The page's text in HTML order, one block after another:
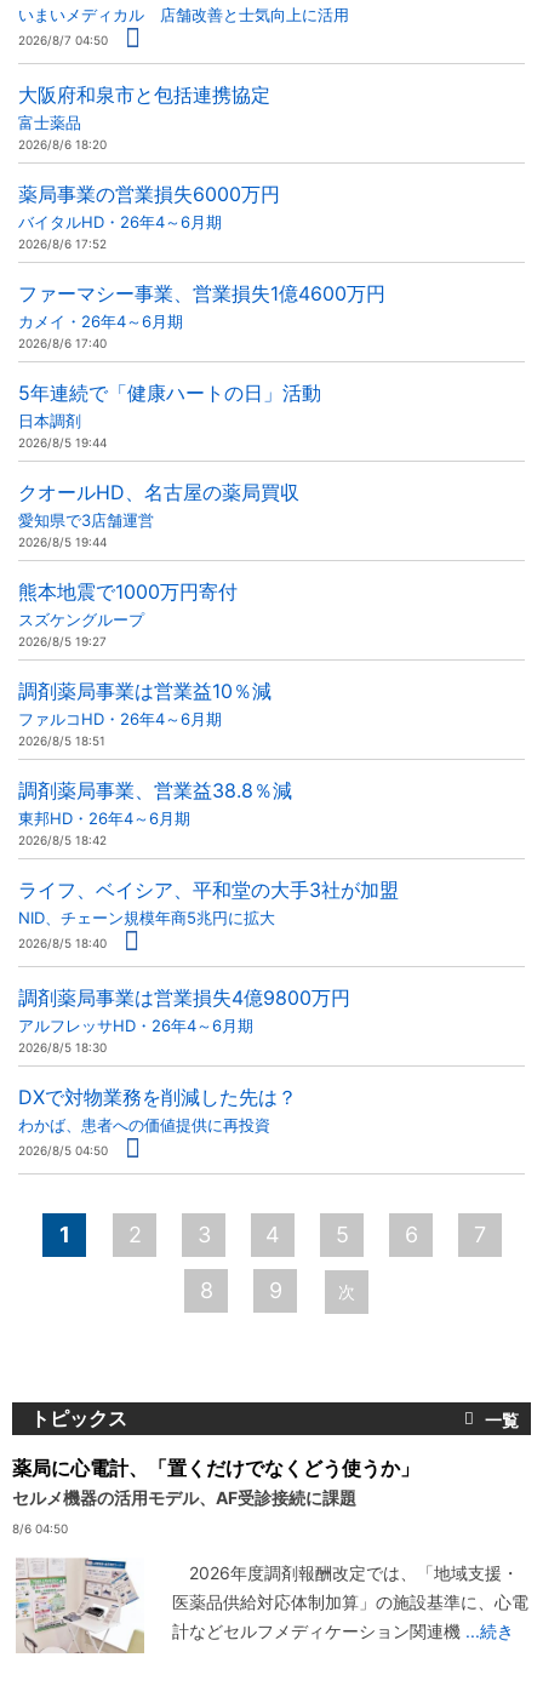
いまいメディカル 店舗改善と士気向上に活用
2026/8/7 04:50
大阪府和泉市と包括連携協定
富士薬品
2026/8/6 18:20
薬局事業の営業損失6000万円
バイタルHD・26年4～6月期
2026/8/6 17:52
ファーマシー事業、営業損失1億4600万円
カメイ・26年4～6月期
2026/8/6 17:40
5年連続で「健康ハートの日」活動
日本調剤
2026/8/5 19:44
クオールHD、名古屋の薬局買収
愛知県で3店舗運営
2026/8/5 19:44
熊本地震で1000万円寄付
スズケングループ
2026/8/5 19:27
調剤薬局事業は営業益10％減
ファルコHD・26年4～6月期
2026/8/5 18:51
調剤薬局事業、営業益38.8％減
東邦HD・26年4～6月期
2026/8/5 18:42
ライフ、ベイシア、平和堂の大手3社が加盟
NID、チェーン規模年商5兆円に拡大
2026/8/5 18:40
調剤薬局事業は営業損失4億9800万円
アルフレッサHD・26年4～6月期
2026/8/5 18:30
DXで対物業務を削減した先は？
わかば、患者への価値提供に再投資
2026/8/5 04:50
ペ
ー
1 2 3 4 5 6 7
8 9 次
トピックス
薬局に心電計、「置くだけでなくどう使うか」
セルメ機器の活用モデル、AF受診接続に課題
8/6 04:50
2026年度調剤報酬改定では、「地域支援・
医薬品供給対応体制加算」の施設基準に、心電
計などセルフメディケーション関連機 ...続き